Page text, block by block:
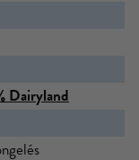
Dairyland